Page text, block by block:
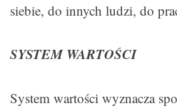
siebie, do innych ludzi, do
SYSTEM WARTOŚCI
System wartości wyznacza